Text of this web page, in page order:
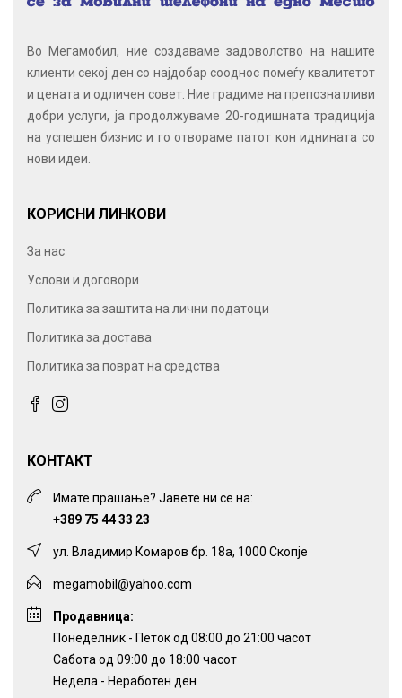
Во Мегамобил, ние создаваме задоволство на нашите
клиенти секој ден со најдобар сооднос помеѓу квалитетот
и цената и одличен совет. Ние градиме на препознатливи
добри услуги, ја продолжуваме 20-годишната традиција
на успешен бизнис и го отвораме патот кон иднината со
нови идеи.
КОРИСНИ ЛИНКОВИ
За нас
Услови и договори
Политика за заштита на лични податоци
Политика за достава
Политика за поврат на средства
КОНТАКТ
Имате прашање? Јавете ни се на:
+389 75 44 33 23
ул. Владимир Комаров бр. 18а, 1000 Скопје
megamobil@yahoo.com
Продавница:
Понеделник - Петок од 08:00 до 21:00 часот
Сабота од 09:00 до 18:00 часот
Недела - Неработен ден